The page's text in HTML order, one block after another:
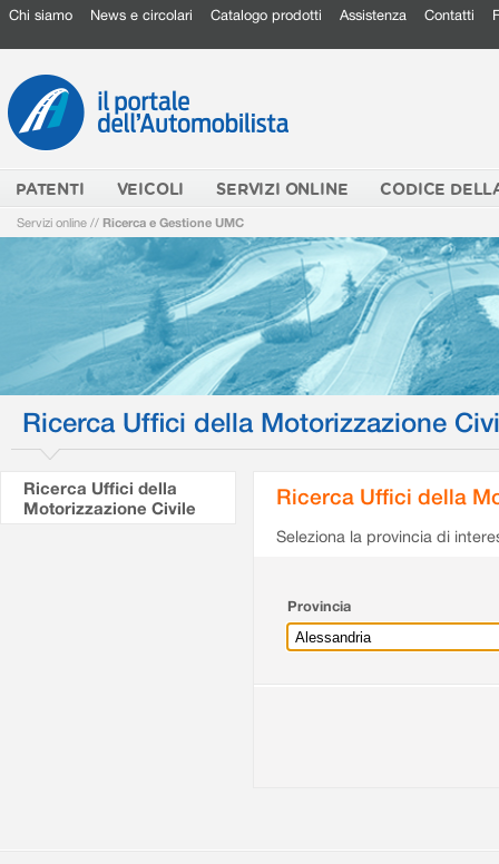
Chi siamo News e circolari Catalogo prodotti Assistenza Contatti
PATENTI VEICOLI SERVIZI ONLINE CODICE
Servizi online // Ricerca e Gestione UMC
Ricerca Uffici della Motorizzazione
Ricerca Uffici della
Motorizzazione Civile
Ricerca Uffici della
Seleziona la provincia di
Provincia